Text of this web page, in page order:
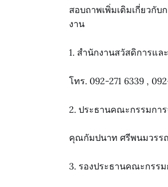
สอบถาพเพิ่มเติมเกี่ยวกั
งาน
1. สำนักงานสวัสดิการแ
โทร. 092-271 6339 ,
2. ประธานคณะกรรมกา
คุณกัมปนาท ศรีพนมวรร
3. รองประธานคณะกรร